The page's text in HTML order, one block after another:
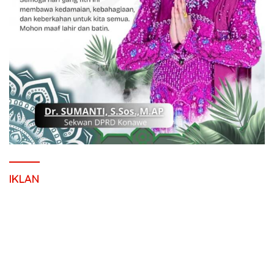
IKLAN